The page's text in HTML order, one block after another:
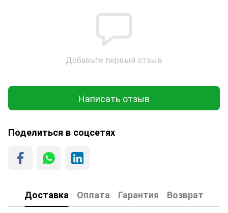
Добавьте первый отзыв
Написать отзыв
Поделиться в соцсетях
Доставка Оплата Гарантия Возврат